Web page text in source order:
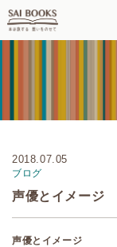
2018.07.05
ブログ
声優とイメージ
声優とイメージ